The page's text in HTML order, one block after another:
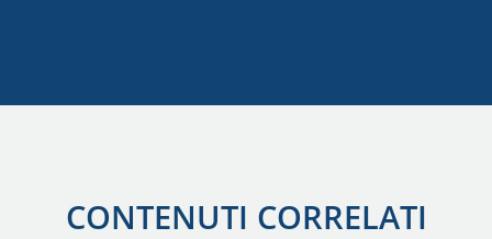
CONTENUTI CORRELATI